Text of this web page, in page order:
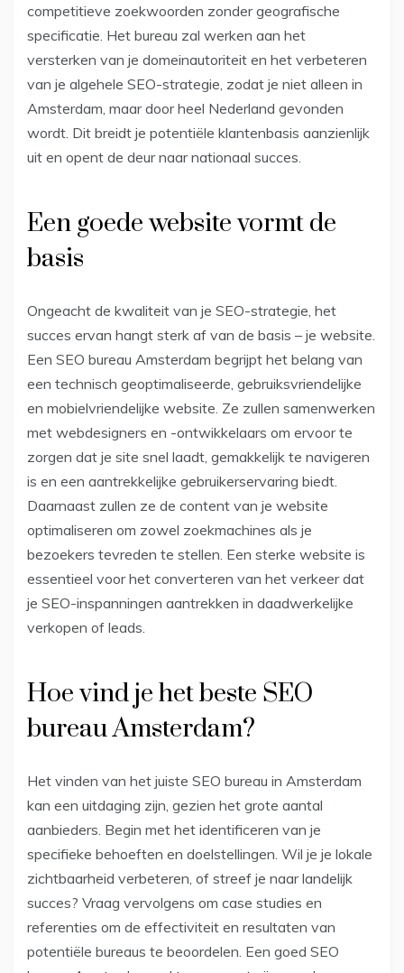
competitieve zoekwoorden zonder geografische
specificatie. Het bureau zal werken aan het
versterken van je domeinautoriteit en het verbeteren
van je algehele SEO-strategie, zodat je niet alleen in
Amsterdam, maar door heel Nederland gevonden
wordt. Dit breidt je potentiële klantenbasis aanzienlijk
uit en opent de deur naar nationaal succes.
Een goede website vormt de
basis
Ongeacht de kwaliteit van je SEO-strategie, het
succes ervan hangt sterk af van de basis – je website.
Een SEO bureau Amsterdam begrijpt het belang van
een technisch geoptimaliseerde, gebruiksvriendelijke
en mobielvriendelijke website. Ze zullen samenwerken
met webdesigners en -ontwikkelaars om ervoor te
zorgen dat je site snel laadt, gemakkelijk te navigeren
is en een aantrekkelijke gebruikerservaring biedt.
Daarnaast zullen ze de content van je website
optimaliseren om zowel zoekmachines als je
bezoekers tevreden te stellen. Een sterke website is
essentieel voor het converteren van het verkeer dat
je SEO-inspanningen aantrekken in daadwerkelijke
verkopen of leads.
Hoe vind je het beste SEO
bureau Amsterdam?
Het vinden van het juiste SEO bureau in Amsterdam
kan een uitdaging zijn, gezien het grote aantal
aanbieders. Begin met het identificeren van je
specifieke behoeften en doelstellingen. Wil je je lokale
zichtbaarheid verbeteren, of streef je naar landelijk
succes? Vraag vervolgens om case studies en
referenties om de effectiviteit en resultaten van
potentiële bureaus te beoordelen. Een goed SEO